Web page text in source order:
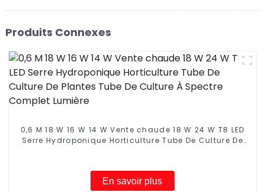
Produits Connexes
0,6 M 18 W 16 W 14 W Vente chaude 18 W 24 W T8 LED
Serre Hydroponique Horticulture Tube De Culture De
En savoir plus